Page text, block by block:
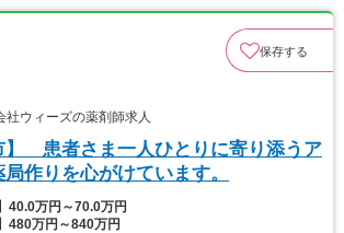
保存する
ウィーズの薬剤師求人
】 患者さま一人ひとりに寄り添うア
作りを心がけています。
40.0万円～70.0万円
480万円～840万円